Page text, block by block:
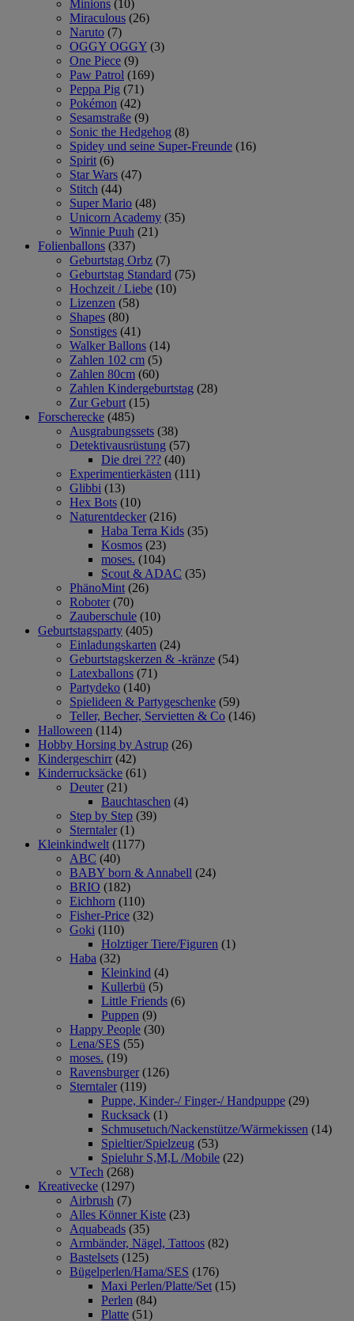
Minions (10)
Miraculous (26)
Naruto (7)
OGGY OGGY (3)
One Piece (9)
Paw Patrol (169)
Peppa Pig (71)
Pokémon (42)
Sesamstraße (9)
Sonic the Hedgehog (8)
Spidey und seine Super-Freunde (16)
Spirit (6)
Star Wars (47)
Stitch (44)
Super Mario (48)
Unicorn Academy (35)
Winnie Puuh (21)
Folienballons (337)
Geburtstag Orbz (7)
Geburtstag Standard (75)
Hochzeit / Liebe (10)
Lizenzen (58)
Shapes (80)
Sonstiges (41)
Walker Ballons (14)
Zahlen 102 cm (5)
Zahlen 80cm (60)
Zahlen Kindergeburtstag (28)
Zur Geburt (15)
Forscherecke (485)
Ausgrabungssets (38)
Detektivausrüstung (57)
Die drei ??? (40)
Experimentierkästen (111)
Glibbi (13)
Hex Bots (10)
Naturentdecker (216)
Haba Terra Kids (35)
Kosmos (23)
moses. (104)
Scout & ADAC (35)
PhänoMint (26)
Roboter (70)
Zauberschule (10)
Geburtstagsparty (405)
Einladungskarten (24)
Geburtstagskerzen & -kränze (54)
Latexballons (71)
Partydeko (140)
Spielideen & Partygeschenke (59)
Teller, Becher, Servietten & Co (146)
Halloween (114)
Hobby Horsing by Astrup (26)
Kindergeschirr (42)
Kinderrucksäcke (61)
Deuter (21)
Bauchtaschen (4)
Step by Step (39)
Sterntaler (1)
Kleinkindwelt (1177)
ABC (40)
BABY born & Annabell (24)
BRIO (182)
Eichhorn (110)
Fisher-Price (32)
Goki (110)
Holztiger Tiere/Figuren (1)
Haba (32)
Kleinkind (4)
Kullerbü (5)
Little Friends (6)
Puppen (9)
Happy People (30)
Lena/SES (55)
moses. (19)
Ravensburger (126)
Sterntaler (119)
Puppe, Kinder-/ Finger-/ Handpuppe (29)
Rucksack (1)
Schmusetuch/Nackenstütze/Wärmekissen (14)
Spieltier/Spielzeug (53)
Spieluhr S,M,L /Mobile (22)
VTech (268)
Kreativecke (1297)
Airbrush (7)
Alles Könner Kiste (23)
Aquabeads (35)
Armbänder, Nägel, Tattoos (82)
Bastelsets (125)
Bügelperlen/Hama/SES (176)
Maxi Perlen/Platte/Set (15)
Perlen (84)
Platte (51)